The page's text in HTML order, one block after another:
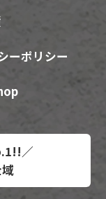
ーポリシー
／